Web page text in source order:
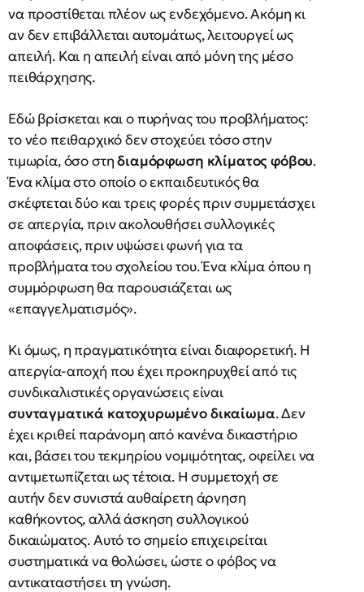
να προστίθεται πλέον ως ενδεχόμενο. Ακόμη κι
αν δεν επιβάλλεται αυτομάτως, λειτουργεί ως
απειλή. Και η απειλή είναι από μόνη της μέσο
πειθάρχησης.
Εδώ βρίσκεται και ο πυρήνας του προβλήματος:
το νέο πειθαρχικό δεν στοχεύει τόσο στην
τιμωρία, όσο στηδιαμόρφωση κλίματος φόβου.
Ένα κλίμα στο οποίο ο εκπαιδευτικός θα
σκέφτεται δύο και τρεις φορές πριν συμμετάσχει
σε απεργία, πριν ακολουθήσει συλλογικές
αποφάσεις, πριν υψώσει φωνή για τα
προβλήματα του σχολείου του. Ένα κλίμα όπου η
συμμόρφωση θα παρουσιάζεται ως
«επαγγελματισμός».
Κι όμως, η πραγματικότητα είναι διαφορετική. Η
απεργία-αποχή που έχει προκηρυχθεί από τις
συνδικαλιστικές οργανώσεις είναι
συνταγματικά κατοχυρωμένο δικαίωμα. Δεν
έχει κριθεί παράνομη από κανένα δικαστήριο
και, βάσει του τεκμηρίου νομιμότητας, οφείλει να
αντιμετωπίζεται ως τέτοια. Η συμμετοχή σε
αυτήν δεν συνιστά αυθαίρετη άρνηση
καθήκοντος, αλλά άσκηση συλλογικού
δικαιώματος. Αυτό το σημείο επιχειρείται
συστηματικά να θολώσει, ώστε ο φόβος να
αντικαταστήσει τη γνώση.